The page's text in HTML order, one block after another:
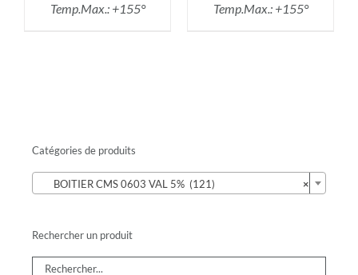
Temp.Max.: +155°
Temp.Max.: +155°
Catégories de produits
×
BOITIER CMS 0603 VAL 5% (121)
Rechercher un produit